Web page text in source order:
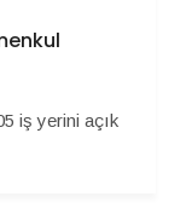
iş yerini açık